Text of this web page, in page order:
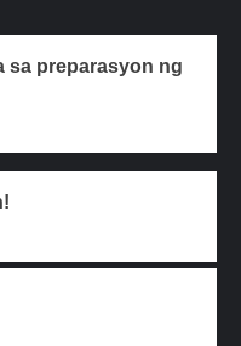
sa preparasyon ng